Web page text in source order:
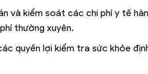
và kiểm soát các chi phí y tế
thường xuyên.
quyền lợi kiểm tra sức khỏe